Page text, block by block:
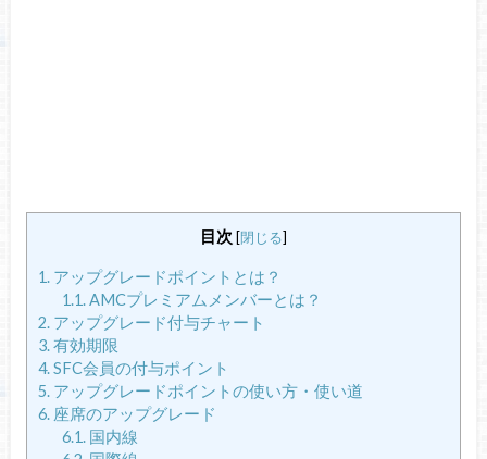
目次 [閉じる]
1.アップグレードポイントとは？
1.1.AMCプレミアムメンバーとは？
2.アップグレード付与チャート
3.有効期限
4.SFC会員の付与ポイント
5.アップグレードポイントの使い方・使い道
6.座席のアップグレード
6.1.国内線